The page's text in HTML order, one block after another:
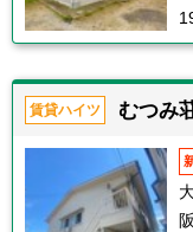
賃貸ハイツ むつみ